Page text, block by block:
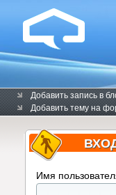
Добавить запись в
Добавить тему на
Имя